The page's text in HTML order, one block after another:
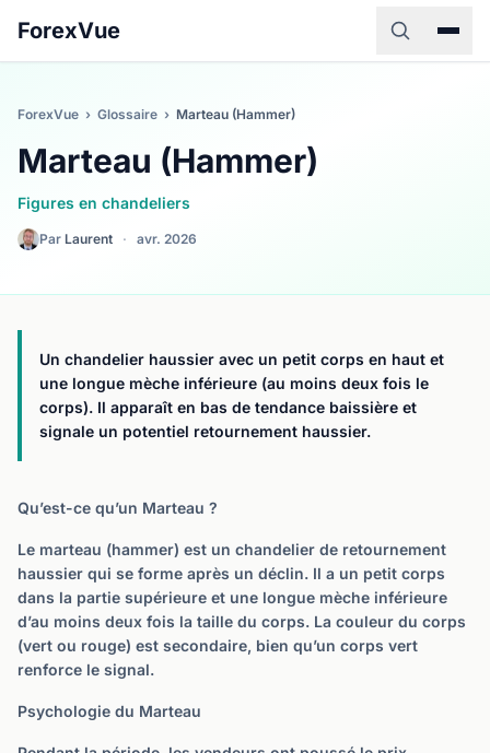
ForexVue
ForexVue › Glossaire › Marteau (Hammer)
Marteau (Hammer)
Figures en chandeliers
Par Laurent · avr. 2026
Un chandelier haussier avec un petit corps en haut et
une longue mèche inférieure (au moins deux fois le
corps). Il apparaît en bas de tendance baissière et
signale un potentiel retournement haussier.
Qu’est-ce qu’un Marteau ?
Le marteau (hammer) est un chandelier de retournement
haussier qui se forme après un déclin. Il a un petit corps
dans la partie supérieure et une longue mèche inférieure
d’au moins deux fois la taille du corps. La couleur du corps
(vert ou rouge) est secondaire, bien qu’un corps vert
renforce le signal.
Psychologie du Marteau